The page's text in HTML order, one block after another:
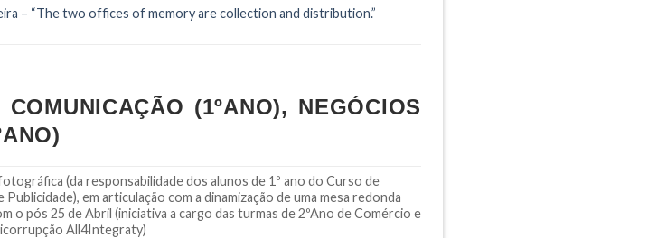
– “The two offices of memory are collection and distribution.”
(1ºANO), NEGÓCIOS
(da responsabilidade dos alunos de 1º ano do Curso de
em articulação com a dinamização de uma mesa redonda
o pós 25 de Abril (iniciativa a cargo das turmas de 2ºAno de Comércio e
All4Integraty)